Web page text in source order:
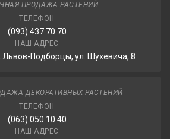
ПРОДАЖА РАСТЕНИЙ
ТЕЛЕФОН
(093) 437 70 70
НАШ АДРЕС
Львов-Подборцы, ул. Шухевича, 8
ДЕКОРАТИВНЫХ РАСТЕНИЙ
ТЕЛЕФОН
(063) 050 10 40
НАШ АДРЕС